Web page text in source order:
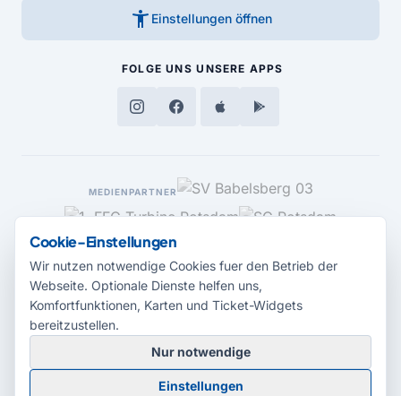
accessibility_new Einstellungen öffnen
FOLGE UNS UNSERE APPS
MEDIENPARTNER
© 2026 Radio Potsdam. Webseite entwickelt durch dieMedienagentur
Babelsberg
Cookie-Einstellungen
Wir nutzen notwendige Cookies fuer den Betrieb der
Webseite. Optionale Dienste helfen uns,
Komfortfunktionen, Karten und Ticket-Widgets
bereitzustellen.
Nur notwendige
Einstellungen